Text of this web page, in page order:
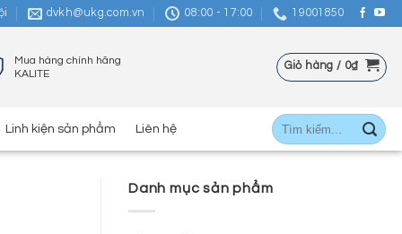
dvkh@ukg.com.vn 08:00 - 17:00 19001850
Mua hàng chính hãng
KALITE
Giỏ hàng / 0₫
Linh kiện sản phẩm Liên hệ
Tìm
kiếm:
Danh mục sản phẩm